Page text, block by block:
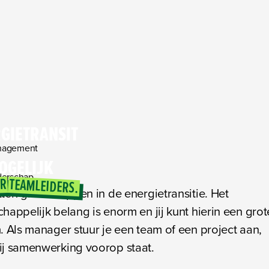
TEAMLEIDERS.
grote stappen in de energietransitie. Het
belang is enorm en jij kunt hierin een
Als manager stuur je een team of een project aan,
samenwerking voorop staat.